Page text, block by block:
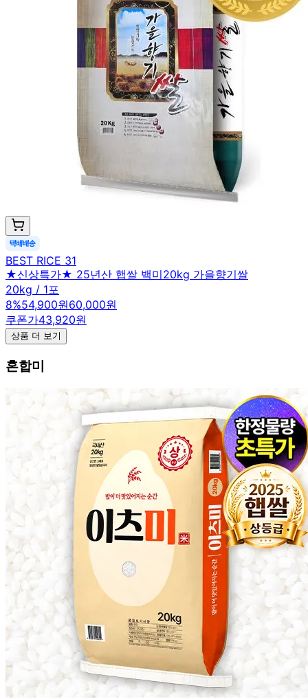
BEST RICE 31
★신상특가★ 25년산 햅쌀 백미20kg 가을향기쌀
20kg / 1포
8%54,900원60,000원
쿠폰가43,920원
상품 더 보기
혼합미